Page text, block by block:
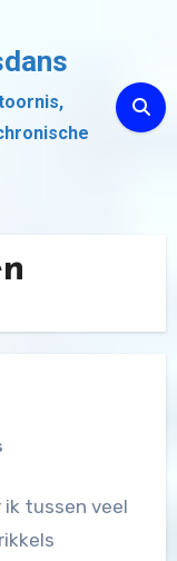
ik tussen veel